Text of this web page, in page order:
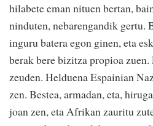
hilabete eman nituen bertan,
ninduten, nebarengandik gertu.
inguru batera egon ginen, eta
berak bere bizitza propioa
zeuden. Helduena Espainian
zen. Bestea, armadan, eta,
joan zen, eta Afrikan zauritu